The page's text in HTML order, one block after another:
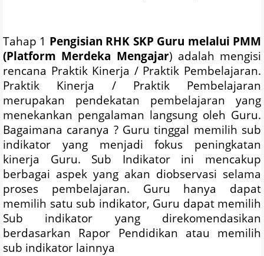
Tahap 1 Pengisian RHK SKP Guru melalui PMM
(Platform Merdeka Mengajar) adalah mengisi
rencana Praktik Kinerja / Praktik Pembelajaran.
Praktik Kinerja / Praktik Pembelajaran
merupakan pendekatan pembelajaran yang
menekankan pengalaman langsung oleh Guru.
Bagaimana caranya ? Guru tinggal memilih sub
indikator yang menjadi fokus peningkatan
kinerja Guru. Sub Indikator ini mencakup
berbagai aspek yang akan diobservasi selama
proses pembelajaran. Guru hanya dapat
memilih satu sub indikator, Guru dapat memilih
Sub indikator yang direkomendasikan
berdasarkan Rapor Pendidikan atau memilih
sub indikator lainnya